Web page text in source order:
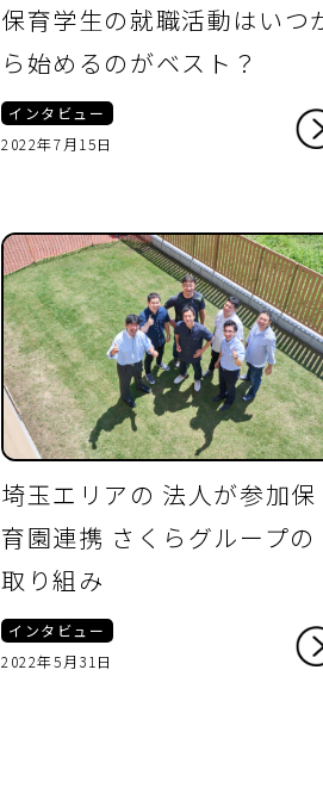
保育学生の就職活動はいつ
ら始めるのがベスト？
インタビュー
2022年7月15日
埼玉エリアの 法人が参加保
育園連携 さくらグループの
取り組み
インタビュー
2022年5月31日